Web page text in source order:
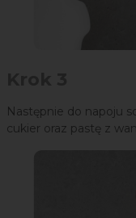
Następnie do napoju
cukier oraz pastę z